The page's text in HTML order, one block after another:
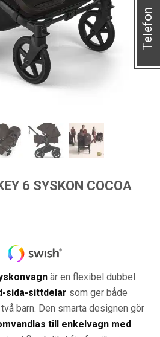
6 SYSKON COCOA
är en flexibel dubbel
sida-sittdelar som ger både
barn. Den smarta designen gör
till enkelvagn med
Telefon